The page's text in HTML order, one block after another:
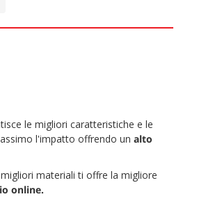
le migliori caratteristiche e le
l'impatto offrendo un alto
materiali ti offre la migliore
online.